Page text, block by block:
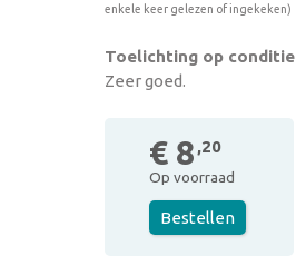
enkele keer gelezen of ingekeken)
Toelichting op conditie
Zeer goed.
€ 8 ,20
Op voorraad
Bestellen